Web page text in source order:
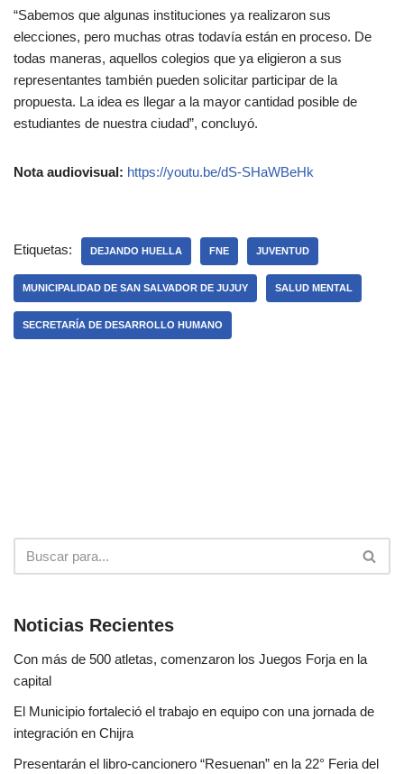
“Sabemos que algunas instituciones ya realizaron sus
elecciones, pero muchas otras todavía están en proceso. De
todas maneras, aquellos colegios que ya eligieron a sus
representantes también pueden solicitar participar de la
propuesta. La idea es llegar a la mayor cantidad posible de
estudiantes de nuestra ciudad”, concluyó.
Nota audiovisual: https://youtu.be/dS-SHaWBeHk
Etiquetas: DEJANDO HUELLA FNE JUVENTUD
MUNICIPALIDAD DE SAN SALVADOR DE JUJUY SALUD MENTAL
SECRETARÍA DE DESARROLLO HUMANO
Noticias Recientes
Con más de 500 atletas, comenzaron los Juegos Forja en la
capital
El Municipio fortaleció el trabajo en equipo con una jornada de
integración en Chijra
Presentarán el libro-cancionero “Resuenan” en la 22° Feria del